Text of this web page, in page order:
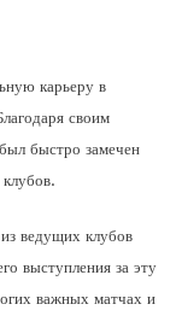
карьеру в
своим
быстро замечен
ведущих клубов
выступления за эту
важных матчах и